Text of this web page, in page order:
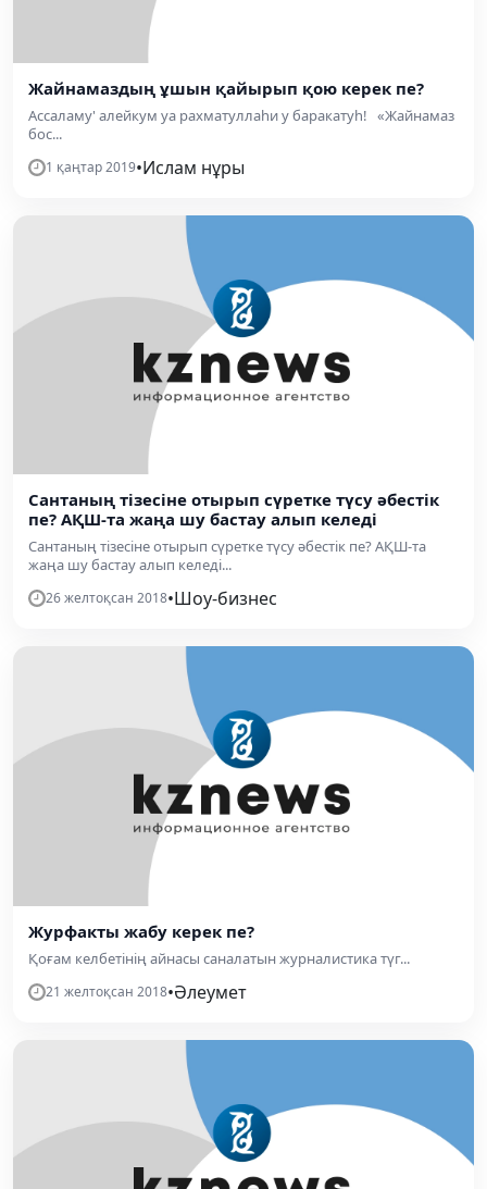
Жайнамаздың ұшын қайырып қою керек пе?
Ассаламу' алейкум уа рахматуллаһи у баракатуһ! «Жайнамаз
бос...
1 қаңтар 2019•Ислам нұры
Сантаның тізесіне отырып сүретке түсу әбестік
пе? АҚШ-та жаңа шу бастау алып келеді
Сантаның тізесіне отырып сүретке түсу әбестік пе? АҚШ-та
жаңа шу бастау алып келеді...
26 желтоқсан 2018•Шоу-бизнес
Журфакты жабу керек пе?
Қоғам келбетінің айнасы саналатын журналистика түг...
21 желтоқсан 2018•Әлеумет